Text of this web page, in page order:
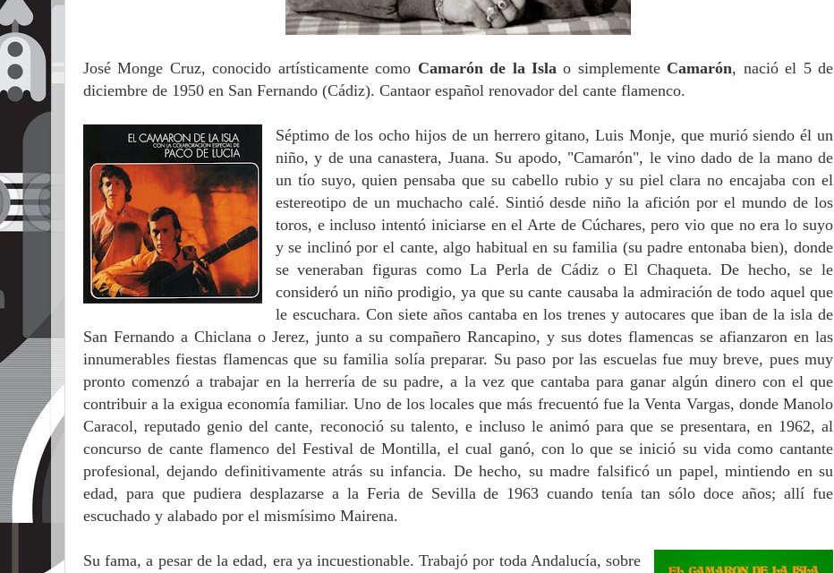
José Monge Cruz, conocido artísticamente como Camarón de la Islao simplementeCamarón, nació el 5 de
diciembre de 1950 en San Fernando (Cádiz). Cantaor español renovador del cante flamenco.
Séptimo de los ocho hijos de un herrero gitano, Luis Monje, que murió siendo él un
niño, y de una canastera, Juana. Su apodo, "Camarón", le vino dado de la mano de
un tío suyo, quien pensaba que su cabello rubio y su piel clara no encajaba con el
estereotipo de un muchacho calé. Sintió desde niño la afición por el mundo de los
toros, e incluso intentó iniciarse en el Arte de Cúchares, pero vio que no era lo suyo
y se inclinó por el cante, algo habitual en su familia (su padre entonaba bien), donde
se veneraban figuras como La Perla de Cádiz o El Chaqueta. De hecho, se le
consideró un niño prodigio, ya que su cante causaba la admiración de todo aquel que
le escuchara. Con siete años cantaba en los trenes y autocares que iban de la isla de
San Fernando a Chiclana o Jerez, junto a su compañero Rancapino, y sus dotes flamencas se afianzaron en las
innumerables fiestas flamencas que su familia solía preparar. Su paso por las escuelas fue muy breve, pues muy
pronto comenzó a trabajar en la herrería de su padre, a la vez que cantaba para ganar algún dinero con el que
contribuir a la exigua economía familiar. Uno de los locales que más frecuentó fue la Venta Vargas, donde Manolo
Caracol, reputado genio del cante, reconoció su talento, e incluso le animó para que se presentara, en 1962, al
concurso de cante flamenco del Festival de Montilla, el cual ganó, con lo que se inició su vida como cantante
profesional, dejando definitivamente atrás su infancia. De hecho, su madre falsificó un papel, mintiendo en su
edad, para que pudiera desplazarse a la Feria de Sevilla de 1963 cuando tenía tan sólo doce años; allí fue
escuchado y alabado por el mismísimo Mairena.
Su fama, a pesar de la edad, era ya incuestionable. Trabajó por toda Andalucía, sobre